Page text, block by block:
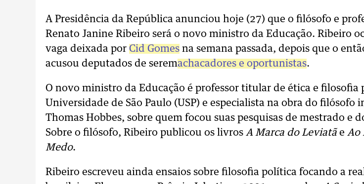
A Presidência da República anunciou hoje (27) que o filósofo e
Renato Janine Ribeiro será o novo ministro da Educação. Ribeiro
vaga deixada por Cid Gomes na semana passada, depois que o
acusou deputados de seremachacadores e oportunistas.
O novo ministro da Educação é professor titular de ética e filosofia
Universidade de São Paulo (USP) e especialista na obra do filósofo
Thomas Hobbes, sobre quem focou suas pesquisas de mestrado e
Sobre o filósofo, Ribeiro publicou os livros A Marca do Leviatã e Ao
Medo.
Ribeiro escreveu ainda ensaios sobre filosofia política focando a